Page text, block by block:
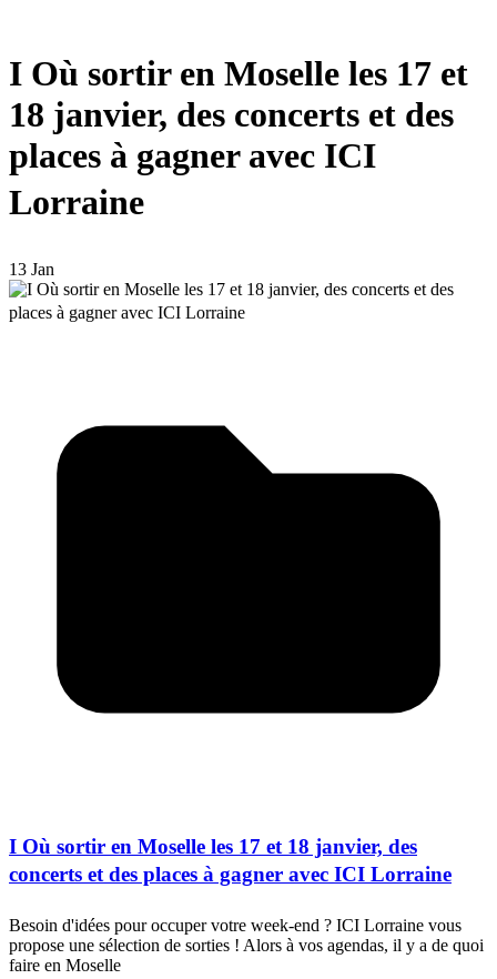
I Où sortir en Moselle les 17 et
18 janvier, des concerts et des
places à gagner avec ICI
Lorraine
13 Jan
I Où sortir en Moselle les 17 et 18 janvier, des
concerts et des places à gagner avec ICI Lorraine
Besoin d'idées pour occuper votre week-end ? ICI Lorraine vous
propose une sélection de sorties ! Alors à vos agendas, il y a de quoi
faire en Moselle